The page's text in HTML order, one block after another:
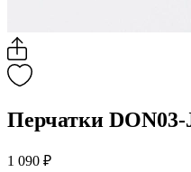
Перчатки DON03-
1 090 ₽